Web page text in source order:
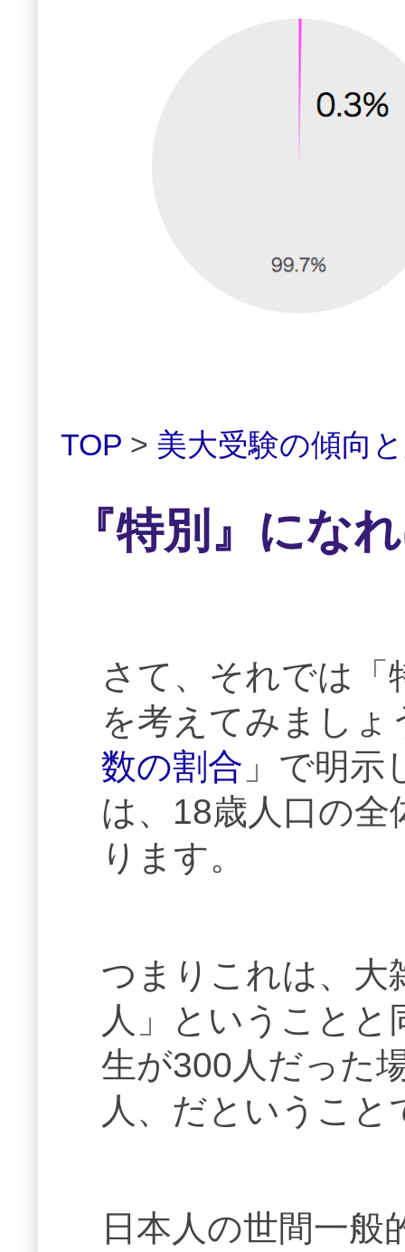
TOP > 美大受験の傾向
『特別』にな
さて、それでは
を考えてみましょ
数の割合 」で明
は、18歳人口の
ります。
つまりこれは、大
人」ということと
生が300人だった
人、だということ
日本人の世間一般